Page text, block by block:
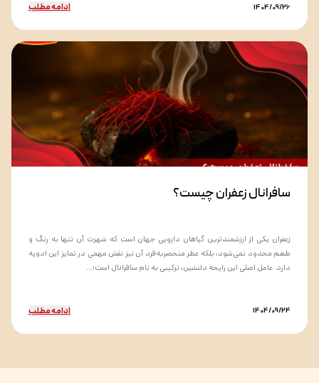
1404/09/26 ادامه مطلب
سافرانال زعفران چیست؟
زعفران یکی از ارزشمندترین گیاهان دارویی جهان است که شهرت آن تنها به رنگ و
طعم محدود نمی‌شود، بلکه عطر منحصربه‌فرد آن نیز نقش مهمی در تمایز این ادویه
دارد. عامل اصلی این رایحه دلنشین، ترکیبی به نام سافرانال است؛...
1404/09/24 ادامه مطلب